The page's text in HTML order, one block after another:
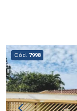
Cód. 7998